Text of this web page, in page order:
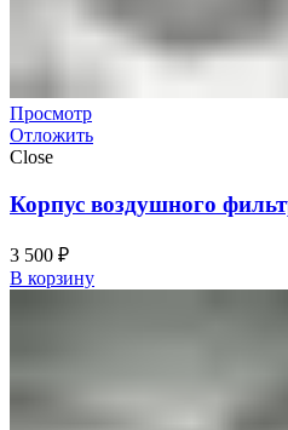
Просмотр
Отложить
Close
Корпус воздушного
3 500 ₽
В корзину